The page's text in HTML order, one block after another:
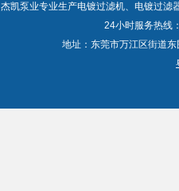
杰凯泵业专业生产电镀过滤机、电镀过滤
24小时服务热线
地址：东莞市万江区街道